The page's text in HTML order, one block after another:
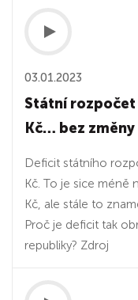
03.01.2023
Státní
Kč… bez
Deficit státního
Kč. To je sice méně
Kč, ale stále to
Proč je deficit tak
republiky? Zdroj